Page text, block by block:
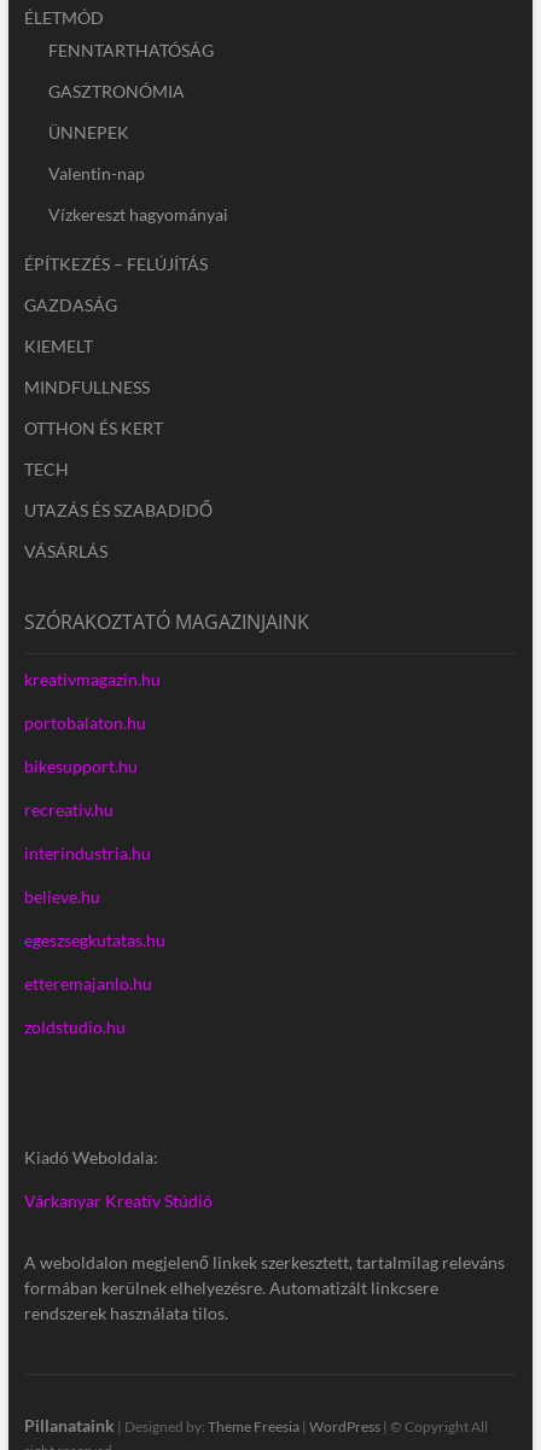
ÉLETMÓD
FENNTARTHATÓSÁG
GASZTRONÓMIA
ÜNNEPEK
Valentin-nap
Vízkereszt hagyományai
ÉPÍTKEZÉS – FELÚJÍTÁS
GAZDASÁG
KIEMELT
MINDFULLNESS
OTTHON ÉS KERT
TECH
UTAZÁS ÉS SZABADIDŐ
VÁSÁRLÁS
SZÓRAKOZTATÓ MAGAZINJAINK
kreativmagazin.hu
portobalaton.hu
bikesupport.hu
recreativ.hu
interindustria.hu
believe.hu
egeszsegkutatas.hu
etteremajanlo.hu
zoldstudio.hu
Kiadó Weboldala:
Várkanyar Kreatív Stúdió
A weboldalon megjelenő linkek szerkesztett, tartalmilag releváns
formában kerülnek elhelyezésre. Automatizált linkcsere
rendszerek használata tilos.
Pillanataink | Designed by: Theme Freesia| WordPress| © Copyright All